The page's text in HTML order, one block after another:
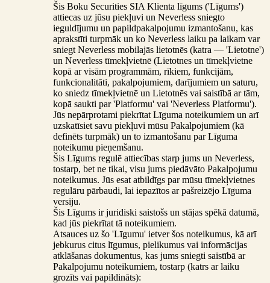
Šis Boku Securities SIA Klienta līgums ('Līgums')
attiecas uz jūsu piekļuvi un Neverless sniegto
ieguldījumu un papildpakalpojumu izmantošanu, kas
aprakstīti turpmāk un ko Neverless laiku pa laikam var
sniegt Neverless mobilajās lietotnēs (katra — 'Lietotne')
un Neverless tīmekļvietnē (Lietotnes un tīmekļvietne
kopā ar visām programmām, rīkiem, funkcijām,
funkcionalitāti, pakalpojumiem, darījumiem un saturu,
ko sniedz tīmekļvietnē un Lietotnēs vai saistībā ar tām,
kopā saukti par 'Platformu' vai 'Neverless Platformu').
Jūs nepārprotami piekrītat Līguma noteikumiem un arī
uzskatīsiet savu piekļuvi mūsu Pakalpojumiem (kā
definēts turpmāk) un to izmantošanu par Līguma
noteikumu pieņemšanu.
Šis Līgums regulē attiecības starp jums un Neverless,
tostarp, bet ne tikai, visu jums piedāvāto Pakalpojumu
noteikumus. Jūs esat atbildīgs par mūsu tīmekļvietnes
regulāru pārbaudi, lai iepazītos ar pašreizējo Līguma
versiju.
Šis Līgums ir juridiski saistošs un stājas spēkā datumā,
kad jūs piekrītat tā noteikumiem.
Atsauces uz šo 'Līgumu' ietver šos noteikumus, kā arī
jebkurus citus līgumus, pielikumus vai informācijas
atklāšanas dokumentus, kas jums sniegti saistībā ar
Pakalpojumu noteikumiem, tostarp (katrs ar laiku
grozīts vai papildināts):